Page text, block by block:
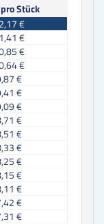
Stück
€
€
€
€
€
€
€
€
€
€
€
€
€
€
€